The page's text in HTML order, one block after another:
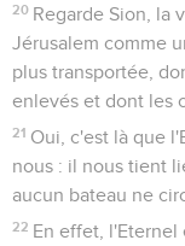
20 Regarde Sion, la
Jérusalem comme
plus transportée,
enlevés et dont les
21 Oui, c'est là que
nous : il nous tient
aucun bateau ne
22 En effet, l'Eternel